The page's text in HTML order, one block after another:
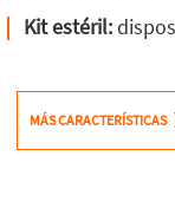
Kit estéril:
MÁS CARACTERÍSTICAS